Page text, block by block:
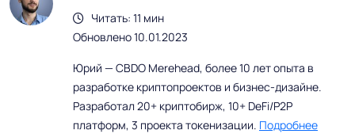
Читать: 11 мин
Обновлено 10.01.2023
Юрий — CBDO Merehead, более 10 лет опыта в
разработке криптопроектов и бизнес-дизайне.
Разработал 20+ криптобирж, 10+ DeFi/P2P
платформ, 3 проекта токенизации. Подробнее